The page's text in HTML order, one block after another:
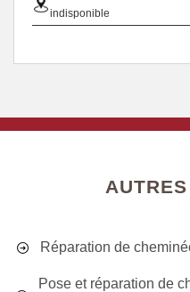
indisponible
Réparation de
Pose et réparation de